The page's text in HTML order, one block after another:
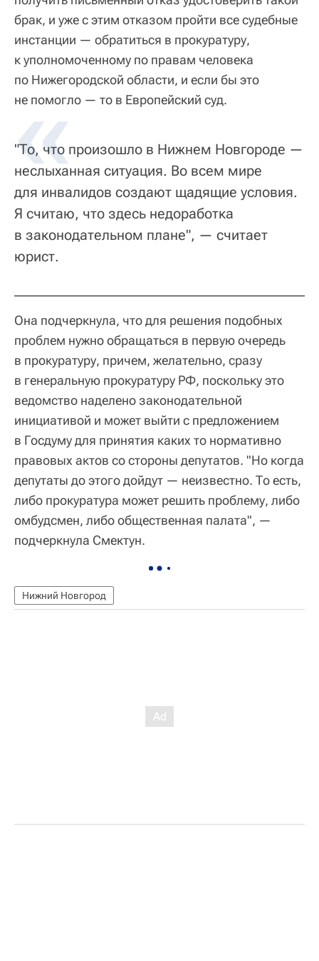
брак, и уже с этим отказом пройти все судебные
инстанции — обратиться в прокуратуру,
к уполномоченному по правам человека
по Нижегородской области, и если бы это
не помогло — то в Европейский суд.
"То, что произошло в Нижнем Новгороде —
неслыханная ситуация. Во всем мире
для инвалидов создают щадящие условия.
Я считаю, что здесь недоработка
в законодательном плане", — считает
юрист.
Она подчеркнула, что для решения подобных
проблем нужно обращаться в первую очередь
в прокуратуру, причем, желательно, сразу
в генеральную прокуратуру РФ, поскольку это
ведомство наделено законодательной
инициативой и может выйти с предложением
в Госдуму для принятия каких то нормативно
правовых актов со стороны депутатов. "Но когда
депутаты до этого дойдут — неизвестно. То есть,
либо прокуратура может решить проблему, либо
омбудсмен, либо общественная палата", —
подчеркнула Смектун.
Нижний Новгород